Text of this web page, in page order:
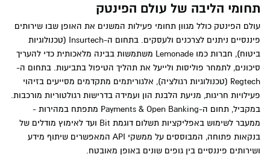
תחומי הליבה של עולם הפינטק
עולם הפינטק כולל מגוון תחומי פעילות המשנים את האופן שבו שירותים
פיננסיים ניתנים לצרכנים ולעסקים. בתחום ה-Insurtech (טכנולוגיות
ביטוח), חברות כמו Lemonade משתמשות בבינה מלאכותית כדי להעריך
סיכונים, לתמחר פוליסות ולייעל את תהליך הטיפול בתביעות. בתחום ה-
Regtech (טכנולוגיות רגולציה), אלגוריתמים מתקדמים מסייעים בזיהוי
פעילויות חריגות, מניעת הלבנת הון ועמידה בדרישות רגולטוריות מורכבות.
במקביל, תחום ה-Payments & Open Banking מתפתח במהירות -
ממעבר לשימוש באפליקציות תשלום דוגמת Bit ועד לאימוץ מודלים של
בנקאות פתוחה, המבוססים על ממשקי API המאפשרים שיתוף מידע
ושירותים פיננסיים בין גופים שונים באופן מאובטח.